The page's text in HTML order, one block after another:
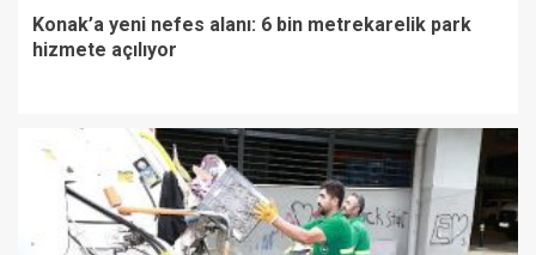
Konak’a yeni nefes alanı: 6 bin metrekarelik park
hizmete açılıyor